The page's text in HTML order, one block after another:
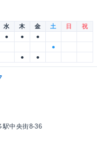
水 木 金 土 日
祝
● ●
●
●
● ●
駅中央街8-36